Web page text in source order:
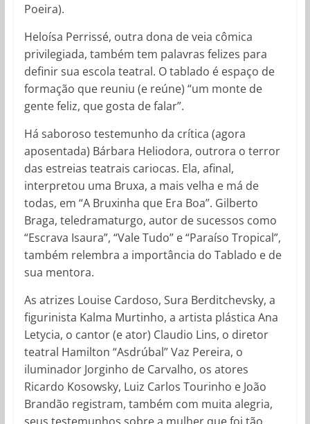
Poeira).
Heloísa Perrissé, outra dona de veia cômica
privilegiada, também tem palavras felizes para
definir sua escola teatral. O tablado é espaço de
formação que reuniu (e reúne) “um monte de
gente feliz, que gosta de falar”.
Há saboroso testemunho da crítica (agora
aposentada) Bárbara Heliodora, outrora o terror
das estreias teatrais cariocas. Ela, afinal,
interpretou uma Bruxa, a mais velha e má de
todas, em “A Bruxinha que Era Boa”. Gilberto
Braga, teledramaturgo, autor de sucessos como
“Escrava Isaura”, “Vale Tudo” e “Paraíso Tropical”,
também relembra a importância do Tablado e de
sua mentora.
As atrizes Louise Cardoso, Sura Berditchevsky, a
figurinista Kalma Murtinho, a artista plástica Ana
Letycia, o cantor (e ator) Claudio Lins, o diretor
teatral Hamilton “Asdrúbal” Vaz Pereira, o
iluminador Jorginho de Carvalho, os atores
Ricardo Kosowsky, Luiz Carlos Tourinho e João
Brandão registram, também com muita alegria,